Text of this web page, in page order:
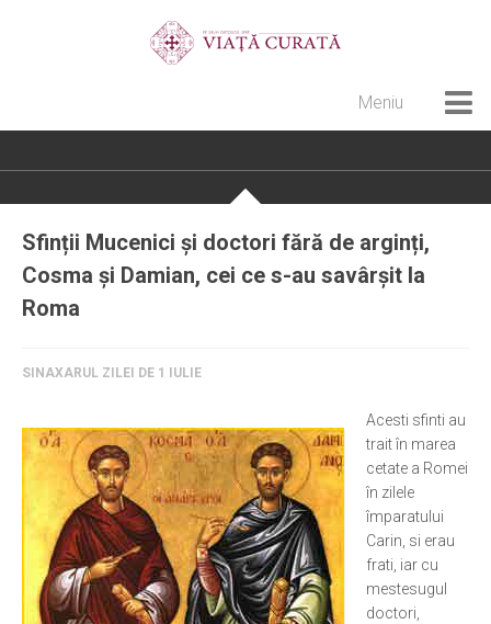
Meniu
Pateric Atonit
Istoria Bisericii
Cenaclu creștin
Noi și Biserica
Predici și cateheze
Pelerinaje
Ortodox în diaspora
Evenimente
Biserici și mănăstiri
Sfinții Mucenici și doctori fără de arginți,
Cosma și Damian, cei ce s-au savârșit la
Roma
SINAXARUL ZILEI DE 1 IULIE
Acesti sfinti au
trait în marea
cetate a Romei
în zilele
împaratului
Carin, si erau
frati, iar cu
mestesugul
doctori,